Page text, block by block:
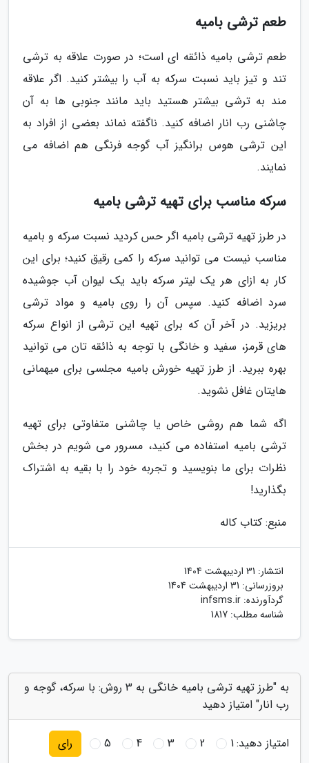
طعم ترشی بامیه
طعم ترشی بامیه ذائقه ای است؛ در صورت علاقه به ترشی
تند و تیز باید نسبت سرکه به آب را بیشتر کنید. اگر علاقه
مند به ترشی بیشتر هستید باید مانند جنوبی ها به آن
چاشنی رب انار اضافه کنید. ناگفته نماند بعضی از افراد به
این ترشی هوس برانگیز آب گوجه فرنگی هم اضافه می
نمایند.
سرکه مناسب برای تهیه ترشی بامیه
در طرز تهیه ترشی بامیه اگر حس کردید نسبت سرکه و بامیه
مناسب نیست می توانید سرکه را کمی رقیق کنید؛ برای این
کار به ازای هر یک لیتر سرکه باید یک لیوان آب جوشیده
سرد اضافه کنید. سپس آن را روی بامیه و مواد ترشی
بریزید. در آخر آن که برای تهیه این ترشی از انواع سرکه
های قرمز، سفید و خانگی با توجه به ذائقه تان می توانید
بهره ببرید. از طرز تهیه خورش بامیه مجلسی برای میهمانی
هایتان غافل نشوید.
اگه شما هم روشی خاص یا چاشنی متفاوتی برای تهیه
ترشی بامیه استفاده می کنید، مسرور می شویم در بخش
نظرات برای ما بنویسید و تجربه خود را با بقیه به اشتراک
بگذارید!
منبع: کتاب کاله
انتشار: 31 اردیبهشت 1404
بروزرسانی: 31 اردیبهشت 1404
گردآورنده: infsms.ir
شناسه مطلب: 1817
به "طرز تهیه ترشی بامیه خانگی به 3 روش: با سرکه، گوجه و
رب انار" امتیاز دهید
امتیاز دهید:1
2
3
4
5 رای